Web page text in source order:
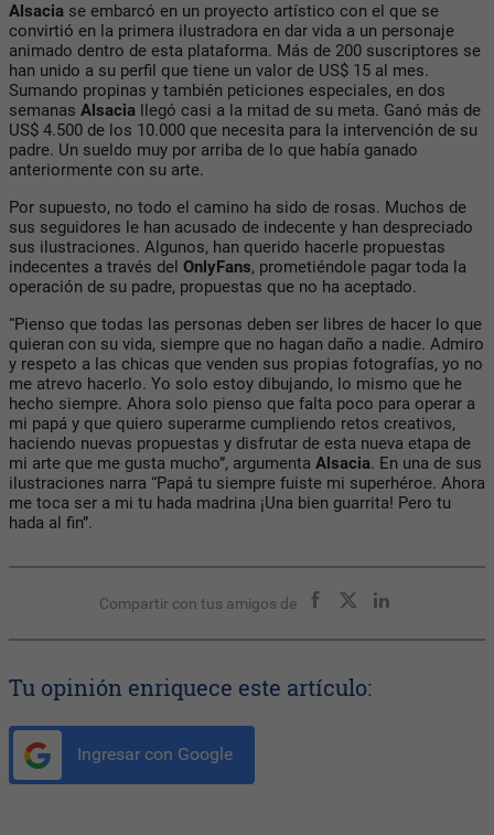
Alsacia se embarcó en un proyecto artístico con el que se
convirtió en la primera ilustradora en dar vida a un personaje
animado dentro de esta plataforma. Más de 200 suscriptores se
han unido a su perfil que tiene un valor de US$ 15 al mes.
Sumando propinas y también peticiones especiales, en dos
semanas Alsacia llegó casi a la mitad de su meta. Ganó más de
US$ 4.500 de los 10.000 que necesita para la intervención de su
padre. Un sueldo muy por arriba de lo que había ganado
anteriormente con su arte.
Por supuesto, no todo el camino ha sido de rosas. Muchos de
sus seguidores le han acusado de indecente y han despreciado
sus ilustraciones. Algunos, han querido hacerle propuestas
indecentes a través del OnlyFans, prometiéndole pagar toda la
operación de su padre, propuestas que no ha aceptado.
“Pienso que todas las personas deben ser libres de hacer lo que
quieran con su vida, siempre que no hagan daño a nadie. Admiro
y respeto a las chicas que venden sus propias fotografías, yo no
me atrevo hacerlo. Yo solo estoy dibujando, lo mismo que he
hecho siempre. Ahora solo pienso que falta poco para operar a
mi papá y que quiero superarme cumpliendo retos creativos,
haciendo nuevas propuestas y disfrutar de esta nueva etapa de
mi arte que me gusta mucho”, argumenta Alsacia. En una de sus
ilustraciones narra “Papá tu siempre fuiste mi superhéroe. Ahora
me toca ser a mi tu hada madrina ¡Una bien guarrita! Pero tu
hada al fin”.
Compartir con tus amigos de
Tu opinión enriquece este artículo:
Ingresar con Google